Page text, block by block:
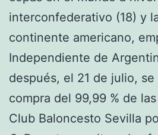
interconfederativo (18) y
continente americano,
Independiente de
después, el 21 de julio,
compra del 99,99 % de
Club Baloncesto Sevilla